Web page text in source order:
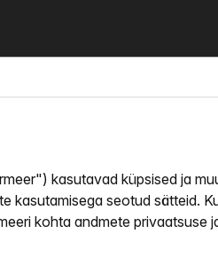
kasutavad küpsised ja
seotud sätteid.
kohta andmete privaatsuse